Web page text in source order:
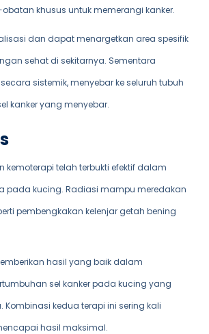
khusus untuk memerangi kanker.
dan dapat menargetkan area spesifik
sehat di sekitarnya. Sementara
sistemik, menyebar ke seluruh tubuh
kanker yang menyebar.
kemoterapi telah terbukti efektif dalam
pada kucing. Radiasi mampu meredakan
pembengkakan kelenjar getah bening
hasil yang baik dalam
sel kanker pada kucing yang
kedua terapi ini sering kali
hasil maksimal.